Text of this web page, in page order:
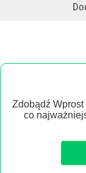
Zdobądź
co